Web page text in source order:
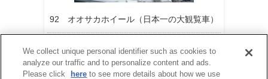
92 オオサカホイール（日本一の大観覧車）
We collect unique personal identifier such as cookies to
analyze our traffic and to personalize content and ads.
Please click
here to see more details about how we use